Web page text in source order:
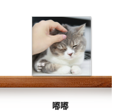
嘟嘟